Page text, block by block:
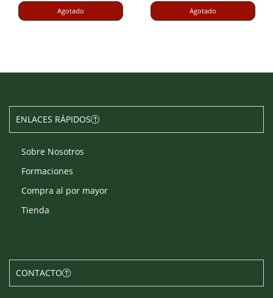
Agotado Agotado
ENLACES RÁPIDOS
Sobre Nosotros
Formaciones
Compra al por mayor
Tienda
CONTACTO